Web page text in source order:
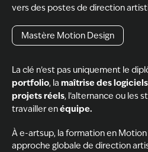
vers des postes de direction
Mastère Motion Design
La clé n’est pas uniquement le
portfolio, la maîtrise des logiciels
projets réels, l’alternance ou les
travailler enéquipe.
À e-artsup, la formation en Motion
approche globale de direction